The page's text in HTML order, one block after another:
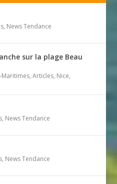
, News Tendance
sur la plage Beau
Maritimes,Articles, Nice,
, News Tendance
, News Tendance